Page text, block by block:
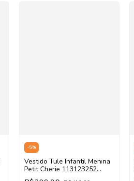
-5%
Vestido Tule Infantil Menina
Petit Cherie 113123252
(Laranja/Verde)